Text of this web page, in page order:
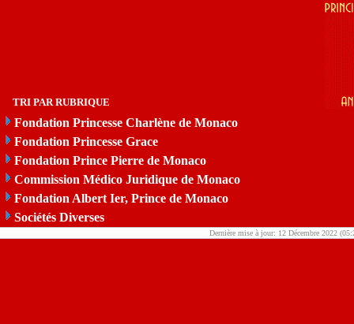
TRI PAR RUBRIQUE
Fondation Princesse Charlène de Monaco
Fondation Princesse Grace
Fondation Prince Pierre de Monaco
Commission Médico Juridique de Monaco
Fondation Albert Ier, Prince de Monaco
Sociétés Diverses
Dernière mise à jour: 12 Décembre 2022